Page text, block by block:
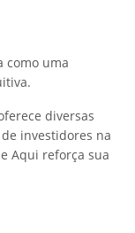
como uma
diversas
investidores na
Aqui reforça sua